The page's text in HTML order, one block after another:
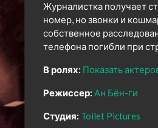
Журналистка получает
номер, но звонки и
собственное
телефона погибли при
В ролях: Показать
Режиссер: Ан Бён-ги
Студия: Toilet Pictures